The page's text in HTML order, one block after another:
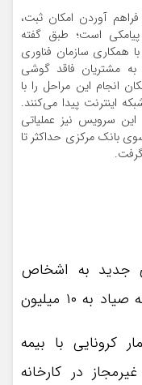
آوردن امکان ثبت،
است؛ طبق گفته
همکاری سازمان فناوری
اطلاعات و از طریق سرشماره ۴۰۴۰۷۰۱۷۰۱ به مشتریان فاقد گوشی
انجام این مراحل را با
اینترنت پیدا می‌کنند.
سرویس نیز عملیاتی
بانک مرکزی حداکثر تا
جدید به اشخاص
تعداد چک‌های ثبت‌شده در سامانه صیاد به ۱۰ میلیون
کرونایی با بیمه
غیرمجاز در کارخانه